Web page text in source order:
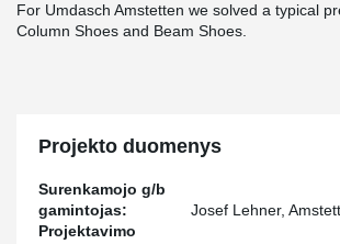
For Umdasch Amstetten we solved a typical
Column Shoes and Beam Shoes.
Projekto duomenys
Surenkamojo g/b
gamintojas:
Josef Lehner,
Projektavimo